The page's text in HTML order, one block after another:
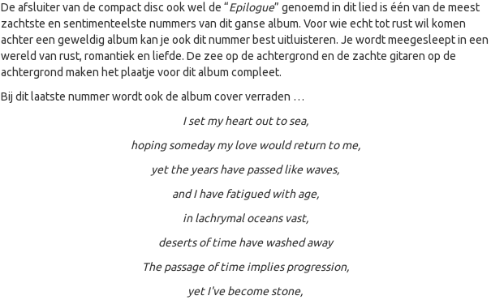
De afsluiter van de compact disc ook wel de “Epilogue” genoemd in dit lied is één van de meest
zachtste en sentimenteelste nummers van dit ganse album. Voor wie echt tot rust wil komen
achter een geweldig album kan je ook dit nummer best uitluisteren. Je wordt meegesleept in een
wereld van rust, romantiek en liefde. De zee op de achtergrond en de zachte gitaren op de
achtergrond maken het plaatje voor dit album compleet.
Bij dit laatste nummer wordt ook de album cover verraden …
I set my heart out to sea,
hoping someday my love would return to me,
yet the years have passed like waves,
and I have fatigued with age,
in lachrymal oceans vast,
deserts of time have washed away
The passage of time implies progression,
yet I've become stone,